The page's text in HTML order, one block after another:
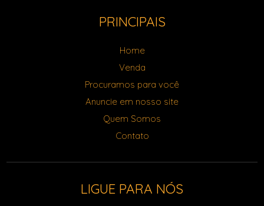
PRINCIPAIS
Home
Venda
Procuramos para você
Anuncie em nosso site
Quem Somos
Contato
LIGUE PARA NÓS